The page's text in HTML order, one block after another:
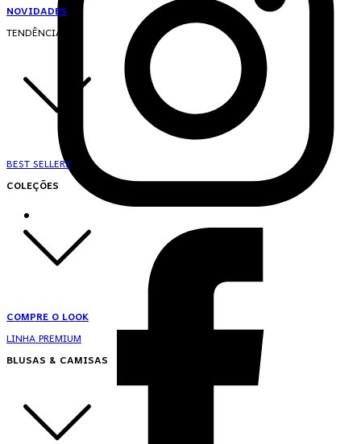
NOVIDADES
TENDÊNCIAS
BEST SELLERS
COLEÇÕES
COMPRE O LOOK
LINHA PREMIUM
BLUSAS & CAMISAS